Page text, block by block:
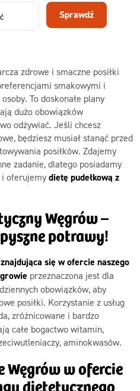
Sprawdź
zdrowe i smaczne posiłki
smakowymi i
To doskonałe plany
dużo obowiązków
odżywiać. Jeśli chcesz
będziesz musiał stanąć przed
posiłków. Zdajemy
zadanie, dlatego posiadamy
i oferujemy dietę pudełkową z
Węgrów –
potrawy!
się w ofercie naszego
przeznaczona jest dla
obowiązków, aby
posiłki. Korzystanie z usług
zróżnicowane i bardzo
całe bogactwo witamin,
aminokwasów.
Węgrów w ofercie
dietetycznego